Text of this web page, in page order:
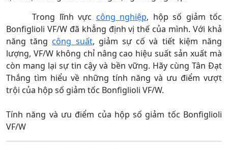
Trong lĩnh vực công nghiệp, hộp số giảm tốc
Bonfiglioli VF/W đã khẳng định vị thế của mình. Với khả
năng tăngcông suất, giảm sự cố và tiết kiệm năng
lượng, VF/W không chỉ nâng cao hiệu suất sản xuất mà
còn mang lại sự tin cậy và bền vững. Hãy cùng Tân Đạt
Thắng tìm hiểu về những tính năng và ưu điểm vượt
trội của hộp số giảm tốc Bonfiglioli VF/W.
Tính năng và ưu điểm của hộp số giảm tốc Bonfiglioli
VF/W